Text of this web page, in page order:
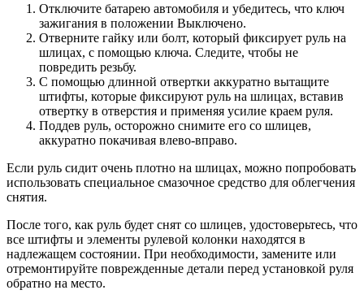
Отключите батарею автомобиля и убедитесь, что ключ
зажигания в положении Выключено.
Отверните гайку или болт, который фиксирует руль на
шлицах, с помощью ключа. Следите, чтобы не
повредить резьбу.
С помощью длинной отвертки аккуратно вытащите
штифты, которые фиксируют руль на шлицах, вставив
отвертку в отверстия и применяя усилие краем руля.
Поддев руль, осторожно снимите его со шлицев,
аккуратно покачивая влево-вправо.
Если руль сидит очень плотно на шлицах, можно попробовать
использовать специальное смазочное средство для облегчения
снятия.
После того, как руль будет снят со шлицев, удостоверьтесь, что
все штифты и элементы рулевой колонки находятся в
надлежащем состоянии. При необходимости, замените или
отремонтируйте поврежденные детали перед установкой руля
обратно на место.